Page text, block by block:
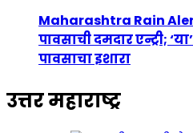
Maharashtra Rain Alert
पावसाची दमदार एन्ट्री;
पावसाचा इशारा
उत्तर महाराष्ट्र